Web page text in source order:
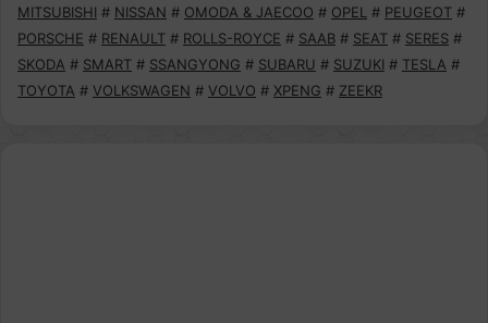
MITSUBISHI # NISSAN # OMODA & JAECOO # OPEL # PEUGEOT #
PORSCHE # RENAULT # ROLLS-ROYCE # SAAB # SEAT # SERES #
SKODA # SMART # SSANGYONG # SUBARU # SUZUKI # TESLA #
TOYOTA # VOLKSWAGEN # VOLVO # XPENG # ZEEKR